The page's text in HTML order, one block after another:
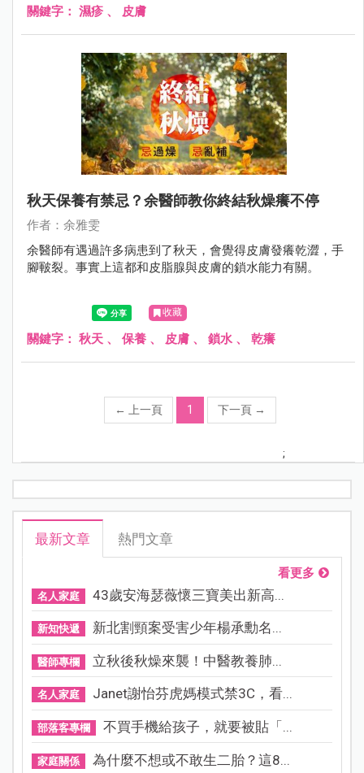
關鍵字： 濕疹 、 皮膚
秋天保養有禁忌？余醫師教你終結秋燥癢不停
作者：余雅雯
余醫師有遇過許多病患到了秋天，會覺得皮膚發癢乾澀，手
腳皸裂。事實上這都和皮脂腺與皮膚的鎖水能力有關。
收藏
關鍵字： 秋天 、 保養 、 皮膚 、 鎖水 、 乾癢
← 上一頁 1 下一頁 →
;
最新文章 熱門文章
看更多
名人家庭 43歲安海瑟薇懷三寶美出新高...
新知快遞 新北割頸案受害少年楊承勳名...
醫師專欄 立秋後秋燥來襲！中醫教養肺...
名人家庭 Janet謝怡芬虎媽模式禁3C，看...
部落客專欄 不買手機給孩子，就要被貼「...
家庭關係 為什麼不想或不敢生二胎？這8...